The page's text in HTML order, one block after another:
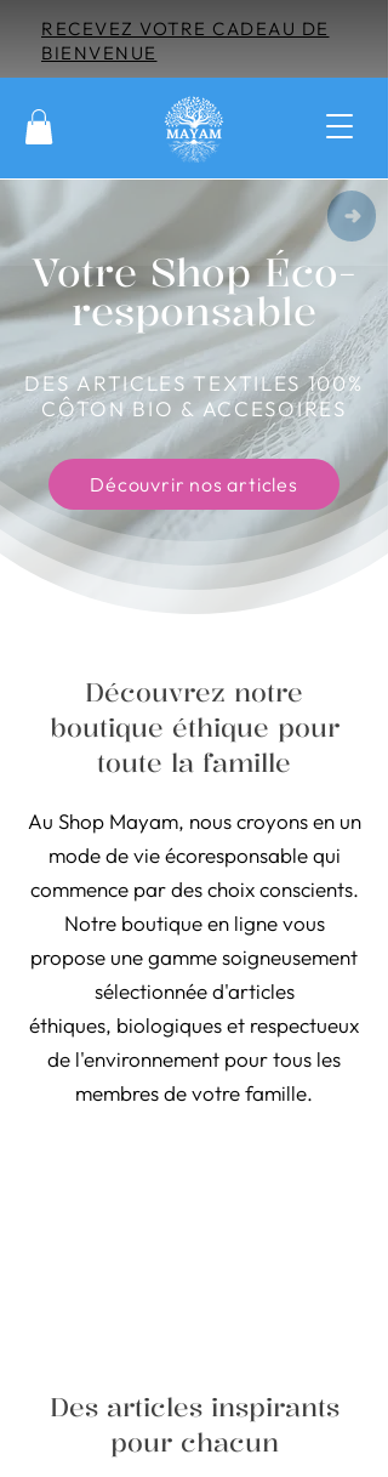
RECEVEZ VOTRE CADEAU DE
BIENVENUE
Votre Shop Éco-
responsable
DES ARTICLES TEXTILES 100%
CÔTON BIO & ACCESOIRES
Découvrir nos articles
Découvrez notre
boutique éthique pour
toute la famille
Au Shop Mayam, nous croyons en un
mode de vie écoresponsable qui
commence par des choix conscients.
Notre boutique en ligne vous
propose une gamme soigneusement
sélectionnée d'articles
éthiques, biologiques et respectueux
de l'environnement pour tous les
membres de votre famille.
Des articles inspirants
pour chacun